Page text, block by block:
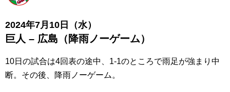
2024年7月10日（水）
巨人 – 広島（降雨ノーゲーム）
10日の試合は4回表の途中、1-1のところで雨足が強まり中
断。その後、降雨ノーゲーム。